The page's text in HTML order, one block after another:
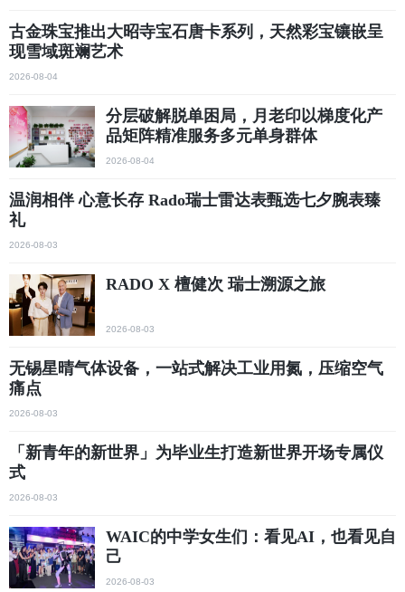
古金珠宝推出大昭寺宝石唐卡系列，天然彩宝镶嵌呈
现雪域斑斓艺术
2026-08-04
分层破解脱单困局，月老印以梯度化产
品矩阵精准服务多元单身群体
2026-08-04
温润相伴 心意长存 Rado瑞士雷达表甄选七夕腕表臻
礼
2026-08-03
RADO X 檀健次 瑞士溯源之旅
2026-08-03
无锡星晴气体设备，一站式解决工业用氮，压缩空气
痛点
2026-08-03
「新青年的新世界」为毕业生打造新世界开场专属仪
式
2026-08-03
WAIC的中学女生们：看见AI，也看见自
己
2026-08-03